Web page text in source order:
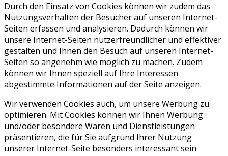
Durch den Einsatz von Cookies können wir zudem das
Nutzungsverhalten der Besucher auf unseren Internet-
Seiten erfassen und analysieren. Dadurch können wir
unsere Internet-Seiten nutzerfreundlicher und effektiver
gestalten und Ihnen den Besuch auf unseren Internet-
Seiten so angenehm wie möglich zu machen. Zudem
können wir Ihnen speziell auf Ihre Interessen
abgestimmte Informationen auf der Seite anzeigen.
Wir verwenden Cookies auch, um unsere Werbung zu
optimieren. Mit Cookies können wir Ihnen Werbung
und/oder besondere Waren und Dienstleistungen
präsentieren, die für Sie aufgrund Ihrer Nutzung
unserer Internet-Seite besonders interessant sein